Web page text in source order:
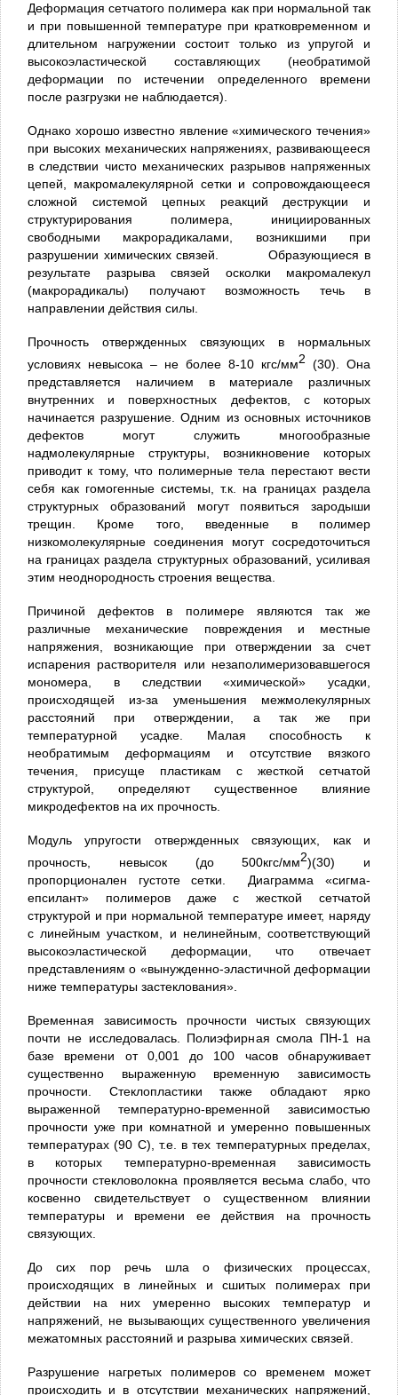
Деформация сетчатого полимера как при нормальной так
и при повышенной температуре при кратковременном и
длительном нагружении состоит только из упругой и
высокоэластической составляющих (необратимой
деформации по истечении определенного времени
после разгрузки не наблюдается).
Однако хорошо известно явление «химического течения»
при высоких механических напряжениях, развивающееся
в следствии чисто механических разрывов напряженных
цепей, макромалекулярной сетки и сопровождающееся
сложной системой цепных реакций деструкции и
структурирования полимера, инициированных
свободными макрорадикалами, возникшими при
разрушении химических связей. Образующиеся в
результате разрыва связей осколки макромалекул
(макрорадикалы) получают возможность течь в
направлении действия силы.
Прочность отвержденных связующих в нормальных
условиях невысока – не более 8-10 кгс/мм2 (30). Она
представляется наличием в материале различных
внутренних и поверхностных дефектов, с которых
начинается разрушение. Одним из основных источников
дефектов могут служить многообразные
надмолекулярные структуры, возникновение которых
приводит к тому, что полимерные тела перестают вести
себя как гомогенные системы, т.к. на границах раздела
структурных образований могут появиться зародыши
трещин. Кроме того, введенные в полимер
низкомолекулярные соединения могут сосредоточиться
на границах раздела структурных образований, усиливая
этим неоднородность строения вещества.
Причиной дефектов в полимере являются так же
различные механические повреждения и местные
напряжения, возникающие при отверждении за счет
испарения растворителя или незаполимеризовавшегося
мономера, в следствии «химической» усадки,
происходящей из-за уменьшения межмолекулярных
расстояний при отверждении, а так же при
температурной усадке. Малая способность к
необратимым деформациям и отсутствие вязкого
течения, присуще пластикам с жесткой сетчатой
структурой, определяют существенное влияние
микродефектов на их прочность.
Модуль упругости отвержденных связующих, как и
прочность, невысок (до 500кгс/мм2)(30) и
пропорционален густоте сетки. Диаграмма «сигма-
епсилант» полимеров даже с жесткой сетчатой
структурой и при нормальной температуре имеет, наряду
с линейным участком, и нелинейным, соответствующий
высокоэластической деформации, что отвечает
представлениям о «вынужденно-эластичной деформации
ниже температуры застеклования».
Временная зависимость прочности чистых связующих
почти не исследовалась. Полиэфирная смола ПН-1 на
базе времени от 0,001 до 100 часов обнаруживает
существенно выраженную временную зависимость
прочности. Стеклопластики также обладают ярко
выраженной температурно-временной зависимостью
прочности уже при комнатной и умеренно повышенных
температурах (90 С), т.е. в тех температурных пределах,
в которых температурно-временная зависимость
прочности стекловолокна проявляется весьма слабо, что
косвенно свидетельствует о существенном влиянии
температуры и времени ее действия на прочность
связующих.
До сих пор речь шла о физических процессах,
происходящих в линейных и сшитых полимерах при
действии на них умеренно высоких температур и
напряжений, не вызывающих существенного увеличения
межатомных расстояний и разрыва химических связей.
Разрушение нагретых полимеров со временем может
происходить и в отсутствии механических напряжений,